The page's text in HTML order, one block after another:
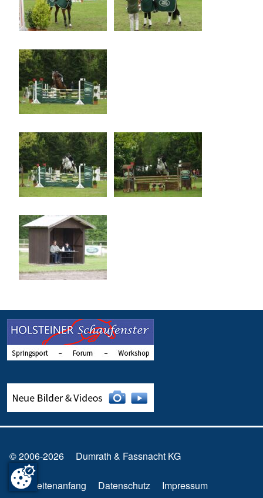
© 2006-2026 Dumrath & Fassnacht KG
Zum Seitenanfang Datenschutz Impressum